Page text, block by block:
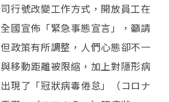
行號改變工作方式，開放員工在
國宣佈「緊急事態宣言」，籲請
政策有所調整，人們心態卻不一
移動距離被限縮，加上對隱形病
現了「冠狀病毒倦怠」（コロナ